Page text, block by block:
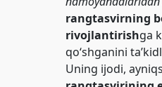
rangtasvirning
rivojlantirishga
qo‘shganini
Uning ijodi,